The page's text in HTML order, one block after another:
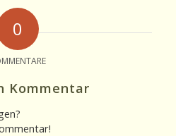
0
Kommentar